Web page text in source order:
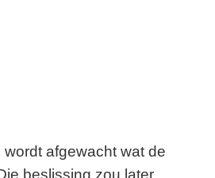
afgewacht wat de
beslissing zou later